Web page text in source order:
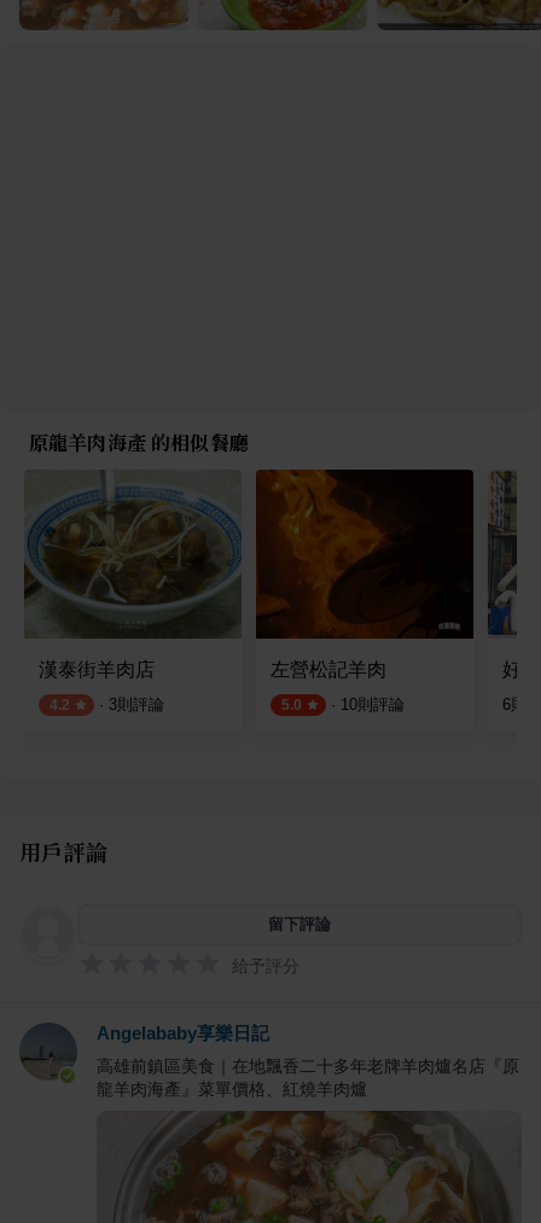
原龍羊肉海產 的相似餐廳
漢泰街羊肉店
4.2 · 3則評論
左營松記羊肉
5.0 · 10則評論
好
6則
用戶評論
留下評論
給予評分
Angelababy享樂日記
高雄前鎮區美食｜在地飄香二十多年老牌羊肉爐名店『原
龍羊肉海產』菜單價格、紅燒羊肉爐